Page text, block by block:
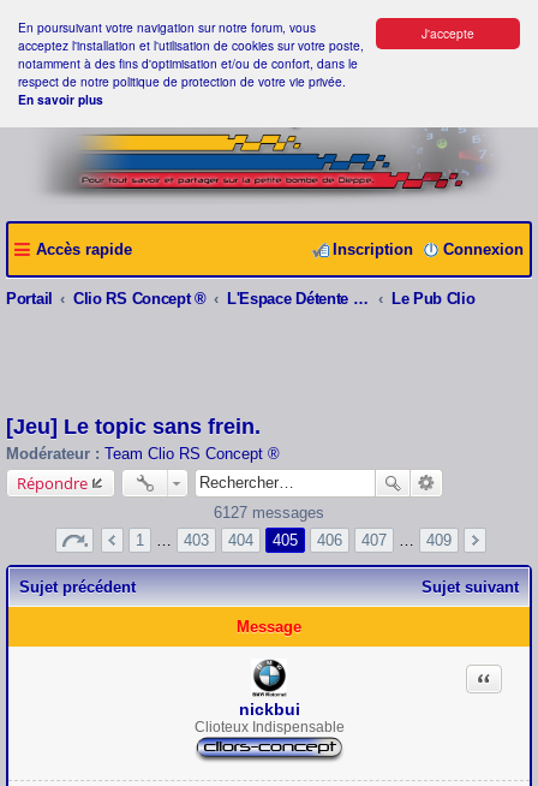
J'accepte
En poursuivant votre navigation sur notre forum, vous
acceptez l'installation et l'utilisation de cookies sur votre poste,
notamment à des fins d'optimisation et/ou de confort, dans le
respect de notre politique de protection de votre vie privée.
En savoir plus
Accès rapide Connexion
Inscription
Portail Clio RS Concept ® L'Espace Détente Clio RS Concept ® Le Pub Clio
[Jeu] Le topic sans frein.
Modérateur : Team Clio RS Concept ®
Répondre
6127 messages
1
403 404 405 406 407 409
Sujet précédent Sujet suivant
Message
nickbui
Clioteux Indispensable
Citation